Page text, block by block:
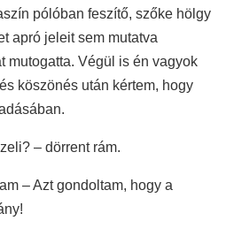
pólóban feszítő, szőke hölgy
apró jeleit sem mutatva
mutogatta. Végül is én vagyok
köszönés után kértem, hogy
– dörrent rám.
– Azt gondoltam, hogy a